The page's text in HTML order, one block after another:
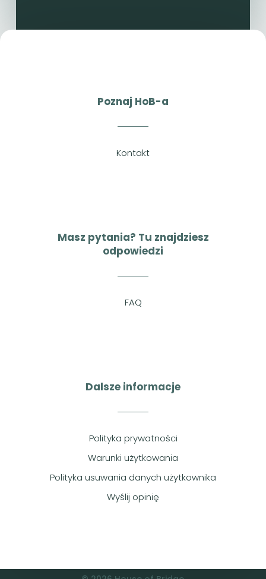
Poznaj HoB-a
Kontakt
Masz pytania? Tu znajdziesz
odpowiedzi
FAQ
Dalsze informacje
Polityka prywatności
Warunki użytkowania
Polityka usuwania danych użytkownika
Wyślij opinię